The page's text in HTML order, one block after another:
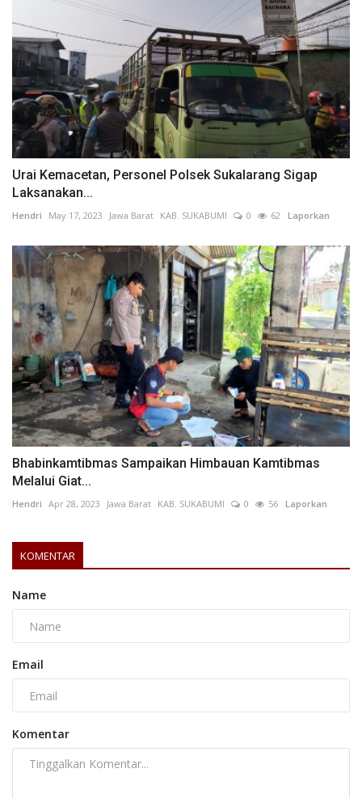
Urai Kemacetan, Personel Polsek Sukalarang Sigap
Laksanakan...
Hendri May 17, 2023 Jawa Barat KAB. SUKABUMI 0 62 Laporkan
Bhabinkamtibmas Sampaikan Himbauan Kamtibmas
Melalui Giat...
Hendri Apr 28, 2023 Jawa Barat KAB. SUKABUMI 0 56 Laporkan
KOMENTAR
Name
Email
Komentar